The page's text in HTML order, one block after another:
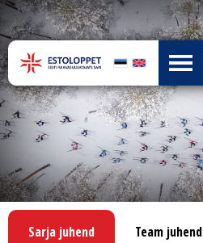
Sarja juhend Team juhend